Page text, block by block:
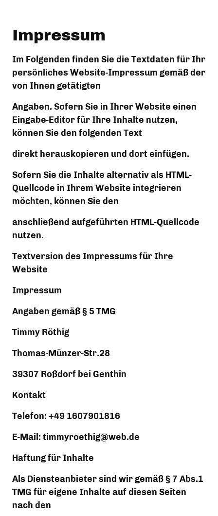
Impressum
Im Folgenden finden Sie die Textdaten für Ihr
persönliches Website-Impressum gemäß der
von Ihnen getätigten
Angaben. Sofern Sie in Ihrer Website einen
Eingabe-Editor für Ihre Inhalte nutzen,
können Sie den folgenden Text
direkt herauskopieren und dort einfügen.
Sofern Sie die Inhalte alternativ als HTML-
Quellcode in Ihrem Website integrieren
möchten, können Sie den
anschließend aufgeführten HTML-Quellcode
nutzen.
Textversion des Impressums für Ihre
Website
Impressum
Angaben gemäß § 5 TMG
Timmy Röthig
Thomas-Münzer-Str.28
39307 Roßdorf bei Genthin
Kontakt
Telefon: +49 1607901816
E-Mail: timmyroethig@web.de
Haftung für Inhalte
Als Diensteanbieter sind wir gemäß § 7 Abs.1
TMG für eigene Inhalte auf diesen Seiten
nach den